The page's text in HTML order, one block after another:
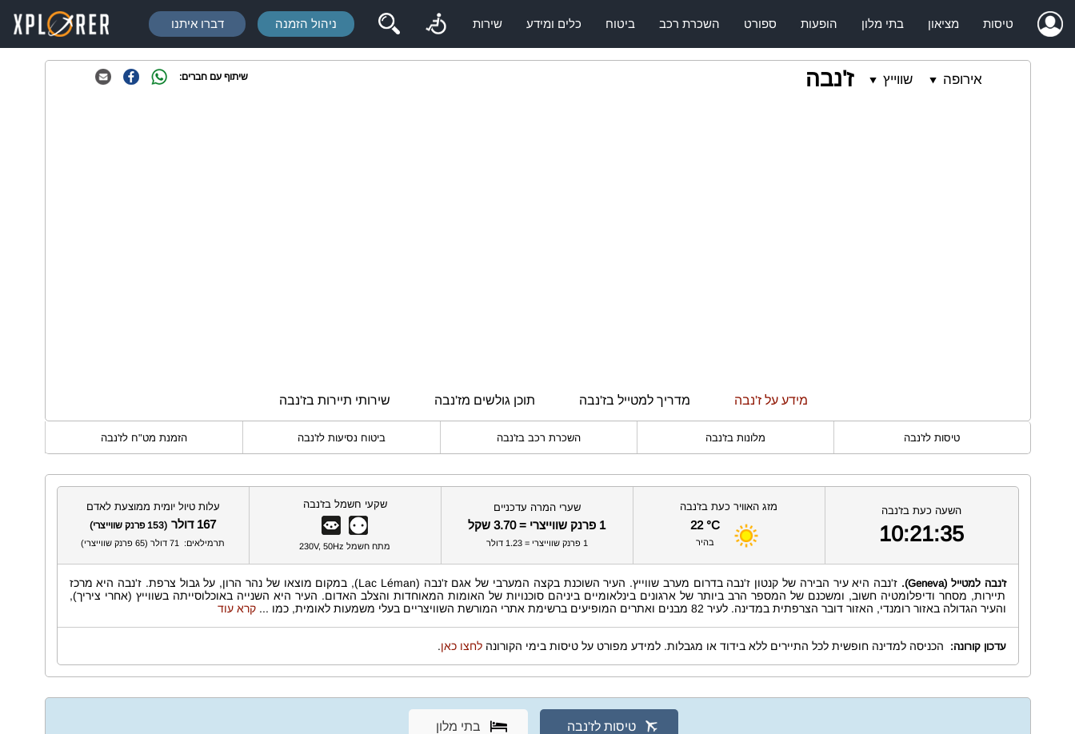
טיסות מציאון בתי מלון הופעות ספורט השכרת רכב ביטוח כלים ומידע שירות ניהול הזמנה דברו איתנו
אירופה ⯆ שווייץ ⯆ ז'נבה שיתוף עם חברים:
מידע על ז'נבה מדריך למטייל בז'נבה תוכן גולשים מז'נבה שירותי תיירות בז'נבה
טיסות לז'נבה מלונות בז'נבה השכרת רכב בז'נבה ביטוח נסיעות לז'נבה הזמנת מט"ח לז'נבה
השעה כעת בז'נבה
10:21:36
מזג האוויר כעת בז'נבה
22 °C
בהיר
שערי המרה עדכניים
1 פרנק שווייצרי = 3.70 שקל
1 פרנק שווייצרי = 1.23 דולר
שקעי חשמל בז'נבה
מתח חשמל 230V, 50Hz
עלות טיול יומית ממוצעת לאדם
167 דולר (153 פרנק שווייצרי)
תרמילאים: 71 דולר (65 פרנק שווייצרי)
ז'נבה למטייל (Geneva).
ז'נבה היא עיר הבירה של קנטון ז'נבה בדרום מערב שווייץ. העיר השוכנת בקצה המערבי של אגם ז'נבה (Lac Léman), במקום מוצאו של נהר הרון, על גבול צרפת. ז'נבה היא מרכז
תיירות, מסחר ודיפלומטיה חשוב, ומשכנם של המספר הרב ביותר של ארגונים בינלאומיים ביניהם סוכנויות של האומות המאוחדות והצלב האדום. העיר היא השנייה באוכלוסייתה בשווייץ (אחרי ציריך),
והעיר הגדולה באזור רומנדי, האזור דובר הצרפתית במדינה. לעיר 82 מבנים ואתרים המופיעים ברשימת אתרי המורשת השוויצריים בעלי משמעות לאומית, כמו
...קרא עוד
עדכון קורונה: הכניסה למדינה חופשית לכל התיירים ללא בידוד או מגבלות. למידע מפורט על טיסות בימי הקורונהלחצו כאן.
טיסות לז'נבה בתי מלון